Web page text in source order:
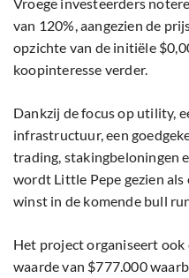
van 120%, aangezien de
opzichte van de initiële
koopinteresse verder.
Dankzij de focus op utility,
infrastructuur, een
trading, stakingbeloningen
wordt Little Pepe gezien
winst in de komende bull
Het project organiseert ook
waarde van $777.000